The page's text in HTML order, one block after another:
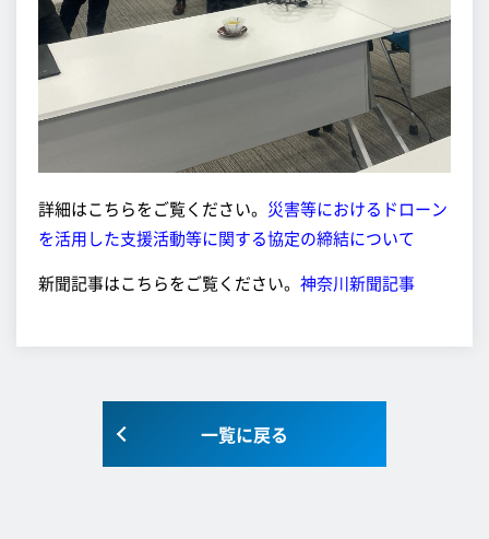
詳細はこちらをご覧ください。 災害等におけるドローン
を活用した支援活動等に関する協定の締結について
新聞記事はこちらをご覧ください。 神奈川新聞記事
一覧に戻る